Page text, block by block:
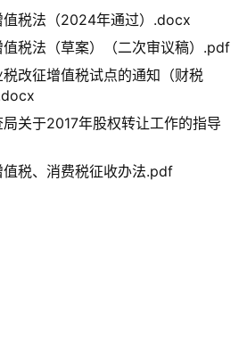
值税法（2024年通过）.docx
税法（草案）（二次审议稿）.pdf
改征增值税试点的通知（财税
关于2017年股权转让工作的指导
税、消费税征收办法.pdf